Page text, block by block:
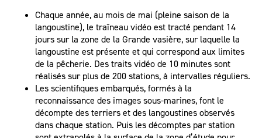
Chaque année, au mois de mai (pleine saison de la
langoustine), le traîneau vidéo est tracté pendant 14
jours sur la zone de la Grande vasière, sur laquelle la
langoustine est présente et qui correspond aux limites
de la pêcherie. Des traits vidéo de 10 minutes sont
réalisés sur plus de 200 stations, à intervalles réguliers.
Les scientifiques embarqués, formés à la
reconnaissance des images sous-marines, font le
décompte des terriers et des langoustines observés
dans chaque station. Puis les décomptes par station